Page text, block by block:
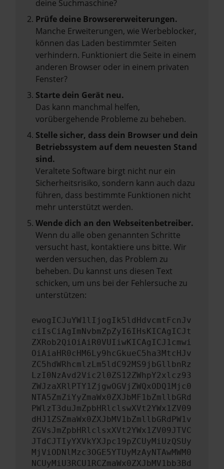
deine Suchmaschine?
Prüfe deine Browsererweiterungen.
Manche Erweiterungen, wie Werbeblocker,
können das Laden bestimmter Seiten
verhindern. Funktioniert die Seite in einem
anderen Browser oder in einem privaten
Fenster?
Starte dein Gerät neu.
Das kann manchmal helfen,
vorübergehende Probleme zu beheben.
Stelle sicher, dass dein Browser und dein
Betriebssystem auf dem neuesten Stand
sind.
Veraltete Software birgt nicht nur ein
Sicherheitsrisiko, sondern kann auch dazu
führen, dass bestimmte Funktionen nicht
mehr unterstützt werden.
Wende dich an den Webseitenbetreiber.
Wenn du alle oben genannten Schritte
versucht hast, kontaktiere uns bitte. Wir
werden versuchen, das Problem zu
beheben. Du kannst uns diesen Text
schicken, um uns bei der Fehlersuche zu
unterstützen:
ewogICJuYW1lIjogIk5ldHdvcmtFcnJv
ciIsCiAgImNvbmZpZyI6IHsKICAgICJt
ZXRob2QiOiAiR0VUIiwKICAgICJ1cmwi
OiAiaHR0cHM6Ly9hcGkueC5ha3MtcHJv
ZC5hdWRhcmlzLm5ldC92MS9jbGllbnRz
LzI0NzAvd2Vic2l0ZS12ZWhpY2xlcz93
ZWJzaXRlPTY1ZjgwOGVjZWQxODQ1Mjc0
NTA5ZmZiYyZmaWx0ZXJbMF1bZmllbGRd
PWlzT3duJmZpbHRlclswXVt2YWx1ZV09
dHJ1ZSZmaWx0ZXJbMV1bZmllbGRdPW1v
ZGVsJmZpbHRlclsxXVt2YWx1ZV09JTVC
JTdCJTIyYXVkYXJpc19pZCUyMiUzQSUy
MjViODNlMzc3OGE5YTUyMzAyNTAwMWM0
NCUyMiU3RCU1RCZmaWx0ZXJbMV1bb3Bd